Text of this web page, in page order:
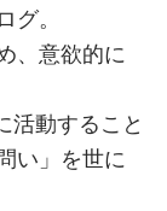
。
、意欲的に
活動すること
い」を世に